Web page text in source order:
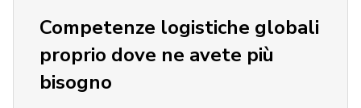
Competenze logistiche globali
proprio dove ne avete più
bisogno